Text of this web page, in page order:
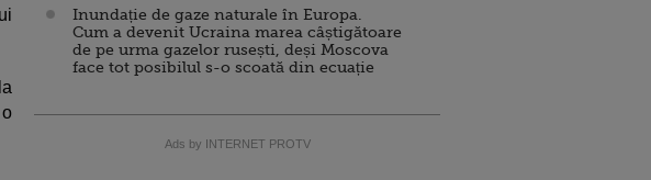
Inundație de gaze naturale în Europa.
Cum a devenit Ucraina marea câștigătoare
de pe urma gazelor rusești, deși Moscova
face tot posibilul s-o scoată din ecuație
Ads by INTERNET PROTV